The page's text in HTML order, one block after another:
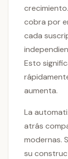
cobra por
cada
Esto
aumenta.
La
atrás
modernas.
su